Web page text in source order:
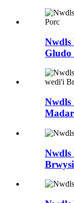
Nwdls
Gludo
Nwdls
Nwdls